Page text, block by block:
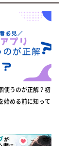
使うのが正解？初
始める前に知って